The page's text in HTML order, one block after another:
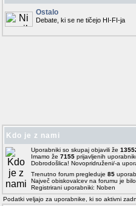
Ostalo
Debate, ki se ne tičejo HI-FI-ja
Kdo je z nami
Uporabniki so skupaj objavili že
Imamo že 7155 prijavljenih
Dobrodošlica! Novopridruženi/-a
Trenutno forum pregleduje 85
Največ obiskovalcev na forumu je
Registrirani uporabniki: Noben
Podatki veljajo za uporabnike, ki so aktivni